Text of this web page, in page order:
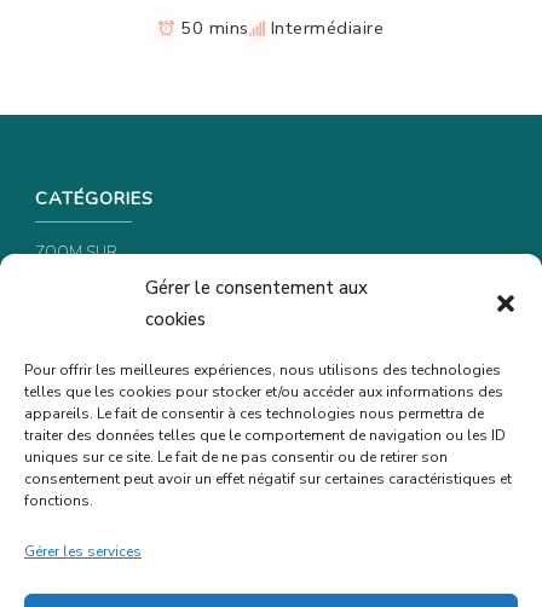
Gérer le consentement aux
cookies
Pour offrir les meilleures expériences, nous utilisons des technologies
telles que les cookies pour stocker et/ou accéder aux informations des
appareils. Le fait de consentir à ces technologies nous permettra de
traiter des données telles que le comportement de navigation ou les ID
uniques sur ce site. Le fait de ne pas consentir ou de retirer son
consentement peut avoir un effet négatif sur certaines caractéristiques et
fonctions.
Gérer les services
50 mins Intermédiaire
CATÉGORIES
ZOOM SUR …
CONSEILS & ASTUCES
INFORMATIONS & CONFIDENTIALITÉ
POLITIQUE DE CONFIDENTIALITÉ
POLITIQUE DE COOKIES (UE)